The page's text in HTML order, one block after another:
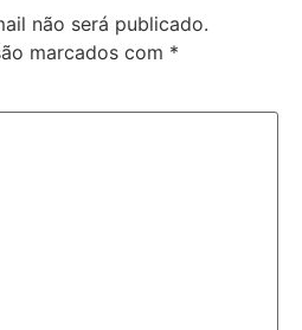
não será publicado.
marcados com *